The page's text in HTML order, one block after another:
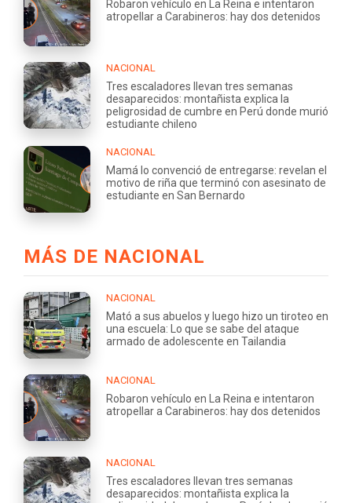
Robaron vehículo en La Reina e intentaron
atropellar a Carabineros: hay dos detenidos
NACIONAL
Tres escaladores llevan tres semanas
desaparecidos: montañista explica la
peligrosidad de cumbre en Perú donde murió
estudiante chileno
NACIONAL
Mamá lo convenció de entregarse: revelan el
motivo de riña que terminó con asesinato de
estudiante en San Bernardo
MÁS DE NACIONAL
NACIONAL
Mató a sus abuelos y luego hizo un tiroteo en
una escuela: Lo que se sabe del ataque
armado de adolescente en Tailandia
NACIONAL
Robaron vehículo en La Reina e intentaron
atropellar a Carabineros: hay dos detenidos
NACIONAL
Tres escaladores llevan tres semanas
desaparecidos: montañista explica la